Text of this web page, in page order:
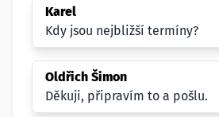
Karel
Kdy jsou nejbližší termíny?
Oldřich Šimon
Děkuji, připravím to a pošlu.